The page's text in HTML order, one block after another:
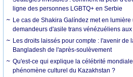
ligne des personnes LGBTQ+ en Serbie
Le cas de Shakira Galíndez met en
demandeurs d'asile trans vénézuéliens aux
Les droits laissés pour compte : l'avenir de
Bangladesh de l'après-soulèvement
Qu'est-ce qui explique la célébrité
phénomène culturel du Kazakhstan ?